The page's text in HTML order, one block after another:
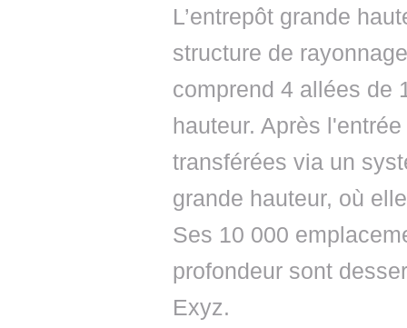
L’entrepôt grande
structure de
comprend 4 allées de
hauteur. Après
transférées via un
grande hauteur, où
Ses 10 000
profondeur sont
Exyz.